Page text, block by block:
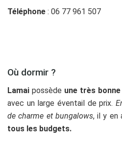
Téléphone : 06 77 961 507
Où dormir ?
Lamai possède une très
avec un large éventail de prix.
de charme et bungalows, il y en
tous les budgets.